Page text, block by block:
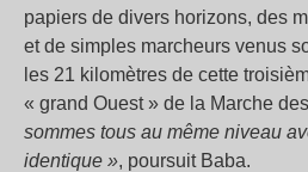
papiers de divers horizons, des
et de simples marcheurs venus
les 21 kilomètres de cette
« grand Ouest » de la Marche
sommes tous au même niveau
identique », poursuit Baba.